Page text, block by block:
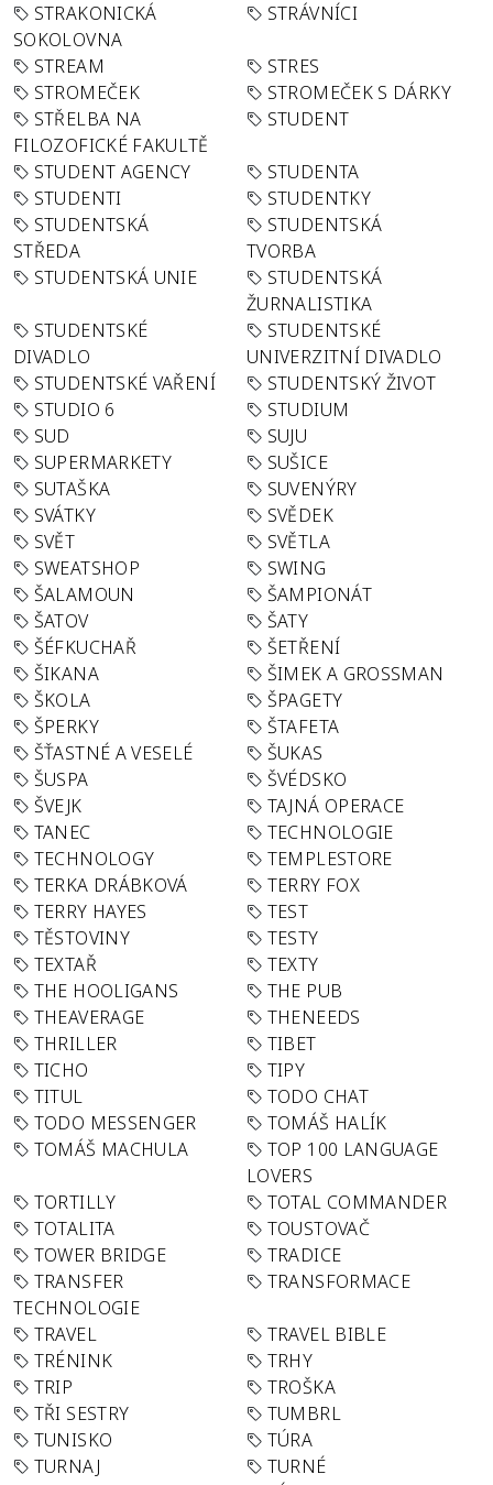
STRAKONICKÁ
SOKOLOVNA
STRÁVNÍCI
STREAM
STRES
STROMEČEK
STROMEČEK S DÁRKY
STŘELBA NA
FILOZOFICKÉ FAKULTĚ
STUDENT
STUDENT AGENCY
STUDENTA
STUDENTI
STUDENTKY
STUDENTSKÁ
STŘEDA
STUDENTSKÁ
TVORBA
STUDENTSKÁ UNIE
STUDENTSKÁ
ŽURNALISTIKA
STUDENTSKÉ
DIVADLO
STUDENTSKÉ
UNIVERZITNÍ DIVADLO
STUDENTSKÉ VAŘENÍ
STUDENTSKÝ ŽIVOT
STUDIO 6
STUDIUM
SUD
SUJU
SUPERMARKETY
SUŠICE
SUTAŠKA
SUVENÝRY
SVÁTKY
SVĚDEK
SVĚT
SVĚTLA
SWEATSHOP
SWING
ŠALAMOUN
ŠAMPIONÁT
ŠATOV
ŠATY
ŠÉFKUCHAŘ
ŠETŘENÍ
ŠIKANA
ŠIMEK A GROSSMAN
ŠKOLA
ŠPAGETY
ŠPERKY
ŠTAFETA
ŠŤASTNÉ A VESELÉ
ŠUKAS
ŠUSPA
ŠVÉDSKO
ŠVEJK
TAJNÁ OPERACE
TANEC
TECHNOLOGIE
TECHNOLOGY
TEMPLESTORE
TERKA DRÁBKOVÁ
TERRY FOX
TERRY HAYES
TEST
TĚSTOVINY
TESTY
TEXTAŘ
TEXTY
THE HOOLIGANS
THE PUB
THEAVERAGE
THENEEDS
THRILLER
TIBET
TICHO
TIPY
TITUL
TODO CHAT
TODO MESSENGER
TOMÁŠ HALÍK
TOMÁŠ MACHULA
TOP 100 LANGUAGE
LOVERS
TORTILLY
TOTAL COMMANDER
TOTALITA
TOUSTOVAČ
TOWER BRIDGE
TRADICE
TRANSFER
TECHNOLOGIE
TRANSFORMACE
TRAVEL
TRAVEL BIBLE
TRÉNINK
TRHY
TRIP
TROŠKA
TŘI SESTRY
TUMBRL
TUNISKO
TÚRA
TURNAJ
TURNÉ